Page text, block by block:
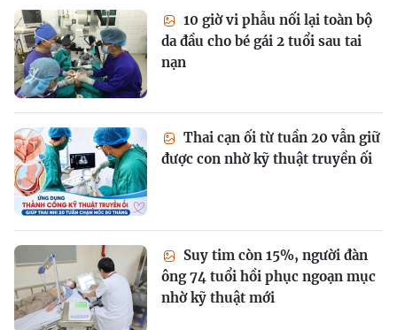
10 giờ vi phẫu nối lại toàn bộ
da đầu cho bé gái 2 tuổi sau tai
nạn
Thai cạn ối từ tuần 20 vẫn giữ
được con nhờ kỹ thuật truyền ối
Suy tim còn 15%, người đàn
ông 74 tuổi hồi phục ngoạn mục
nhờ kỹ thuật mới